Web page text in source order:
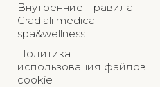
Внутренние правила
Gradiali medical
spa&wellness
Политика
использования файлов
cookie